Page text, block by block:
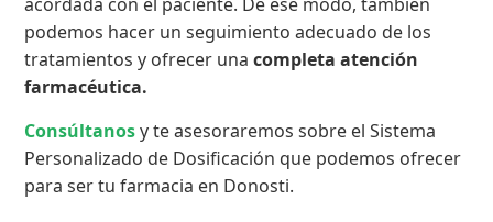
podemos hacer un seguimiento adecuado de los
tratamientos y ofrecer unacompleta atención
farmacéutica.
Consúltanosy te asesoraremos sobre el Sistema
Personalizado de Dosificación que podemos ofrecer
para ser tu farmacia en Donosti.